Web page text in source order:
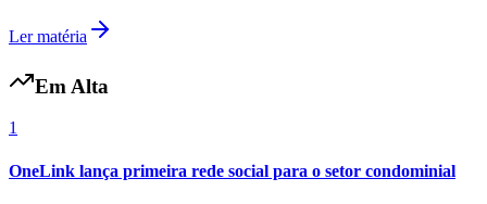
Ler matéria
Em Alta
1
OneLink lança primeira rede social para o setor condominial